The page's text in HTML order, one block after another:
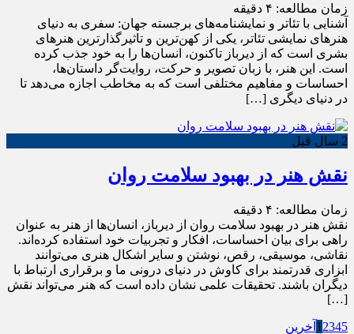
زمان مطالعه: ۴ دقیقه
آشنایی با تئاتر و نمایشنامه‌های برجسته جهان: سفری به دنیای
هنرهای نمایشی تئاتر، یکی از کهن‌ترین و تاثیرگذارترین هنرهای
بشری است که از دیرباز تاکنون، انسان‌ها را به خود جذب کرده
است. این هنر، با زبان تصویر و حرکت، روایت‌گر داستان‌ها،
احساسات و مفاهیم مختلفی است که به مخاطب اجازه می‌دهد تا
در دنیای دیگری […]
2 سال قبل
نقش هنر در بهبود سلامت روان
زمان مطالعه: ۴ دقیقه
نقش هنر در بهبود سلامت روان از دیرباز، انسان‌ها از هنر به عنوان
راهی برای بیان احساسات، افکار و تجربیات خود استفاده کرده‌اند.
نقاشی، موسیقی، رقص، نوشتن و سایر اشکال هنری می‌توانند
ابزاری قدرتمند برای کاوش در دنیای درونی ما و برقراری ارتباط با
دیگران باشند. تحقیقات علمی نشان داده است که هنر می‌تواند نقش
[…]
1 2345 آخرین